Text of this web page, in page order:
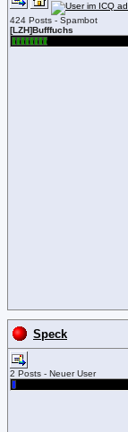
424 Posts - Spambot
[LZH]Bufffuchs
Speck
2 Posts - Neuer User